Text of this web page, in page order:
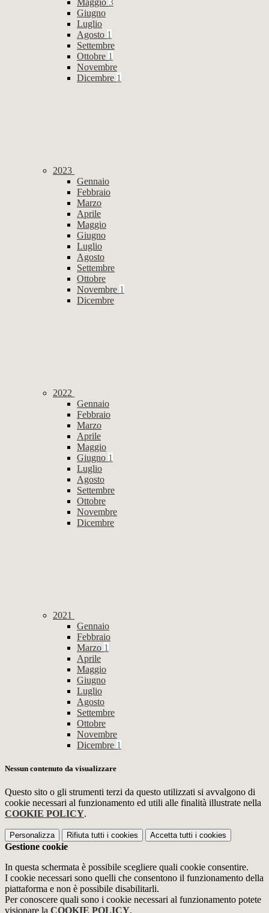
Maggio 3
Giugno
Luglio
Agosto 1
Settembre
Ottobre 1
Novembre
Dicembre 1
2023
Gennaio
Febbraio
Marzo
Aprile
Maggio
Giugno
Luglio
Agosto
Settembre
Ottobre
Novembre 1
Dicembre
2022
Gennaio
Febbraio
Marzo
Aprile
Maggio
Giugno 1
Luglio
Agosto
Settembre
Ottobre
Novembre
Dicembre
2021
Gennaio
Febbraio
Marzo 1
Aprile
Maggio
Giugno
Luglio
Agosto
Settembre
Ottobre
Novembre
Dicembre 1
Nessun contenuto da visualizzare
Questo sito o gli strumenti terzi da questo utilizzati si avvalgono di
cookie necessari al funzionamento ed utili alle finalità illustrate nella
COOKIE POLICY.
Personalizza Rifiuta tutti i cookies Accetta tutti i cookies
Gestione cookie
In questa schermata è possibile scegliere quali cookie consentire.
I cookie necessari sono quelli che consentono il funzionamento della
piattaforma e non è possibile disabilitarli.
Per conoscere quali sono i cookie necessari al funzionamento potete
visionare la COOKIE POLICY.